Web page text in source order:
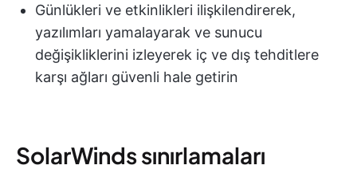
Günlükleri ve etkinlikleri ilişkilendirerek,
yazılımları yamalayarak ve sunucu
değişikliklerini izleyerek iç ve dış tehditlere
karşı ağları güvenli hale getirin
SolarWinds sınırlamaları